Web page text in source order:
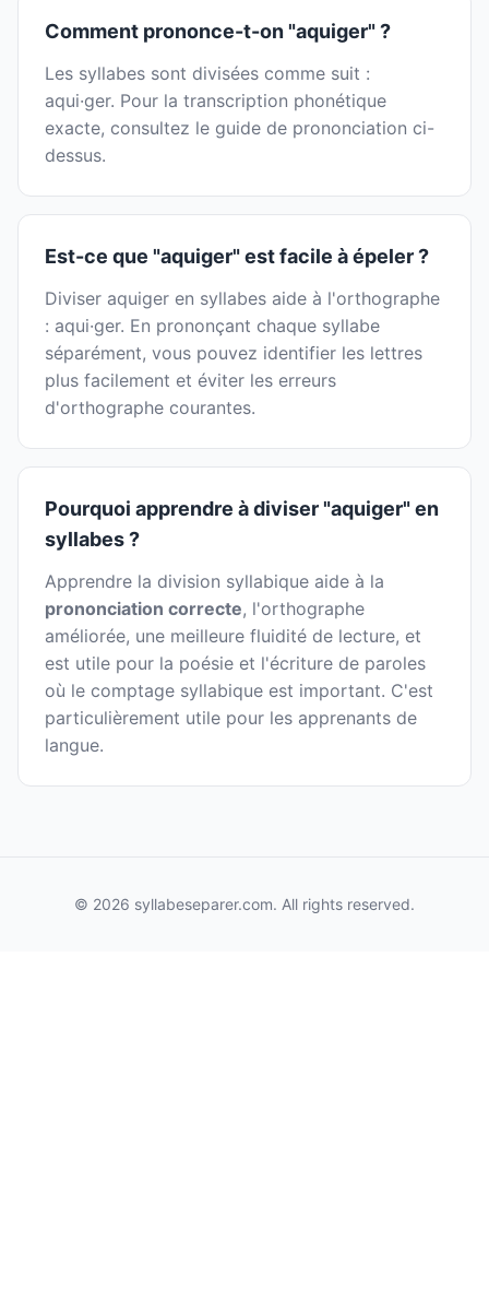
Comment prononce-t-on "aquiger" ?
Les syllabes sont divisées comme suit :
aqui·ger. Pour la transcription phonétique
exacte, consultez le guide de prononciation ci-
dessus.
Est-ce que "aquiger" est facile à épeler ?
Diviser aquiger en syllabes aide à l'orthographe
: aqui·ger. En prononçant chaque syllabe
séparément, vous pouvez identifier les lettres
plus facilement et éviter les erreurs
d'orthographe courantes.
Pourquoi apprendre à diviser "aquiger" en
syllabes ?
Apprendre la division syllabique aide à la
prononciation correcte, l'orthographe
améliorée, une meilleure fluidité de lecture, et
est utile pour la poésie et l'écriture de paroles
où le comptage syllabique est important. C'est
particulièrement utile pour les apprenants de
langue.
© 2026 syllabeseparer.com. All rights reserved.